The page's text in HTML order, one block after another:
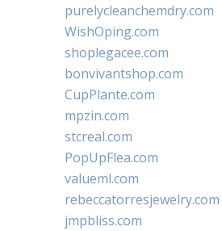
purelycleanchemdry.com
WishOping.com
shoplegacee.com
bonvivantshop.com
CupPlante.com
mpzin.com
stcreal.com
PopUpFlea.com
valueml.com
rebeccatorresjewelry.com
jmpbliss.com